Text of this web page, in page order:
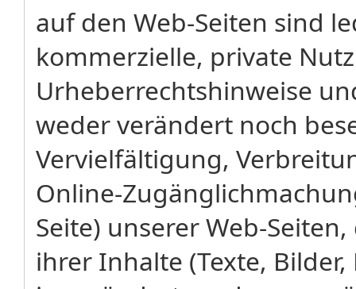
auf den Web-Seiten sind
kommerzielle, private
Urheberrechtshinweise
weder verändert noch
Vervielfältigung,
Online-
Seite) unserer Web-
ihrer Inhalte (Texte,